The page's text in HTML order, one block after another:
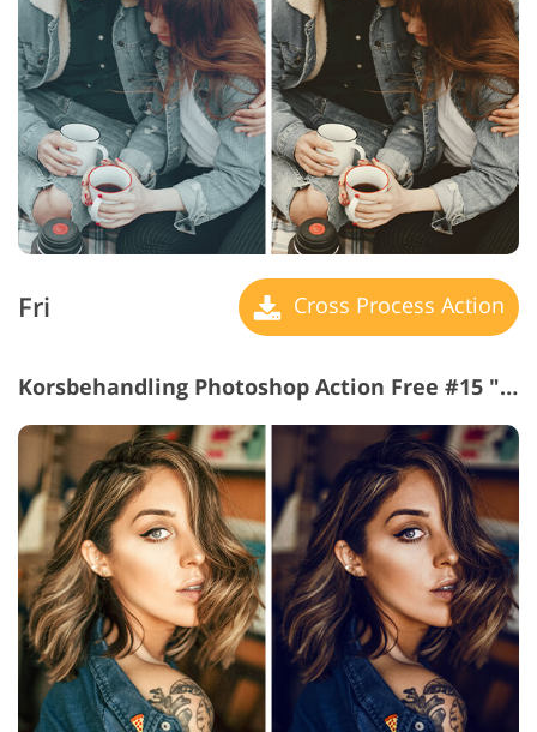
Fri Cross Process Action
Korsbehandling Photoshop Action Free #15 "Cold"